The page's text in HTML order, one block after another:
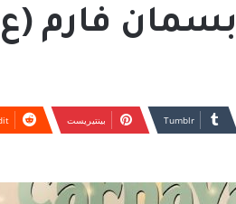
فارم
بينتيريست